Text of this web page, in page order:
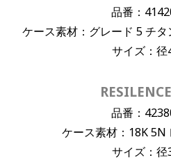
品番：
ケース素材：グレード 5 チタ
サイズ：
品番：
ケース素材：18K 5N
サイズ：